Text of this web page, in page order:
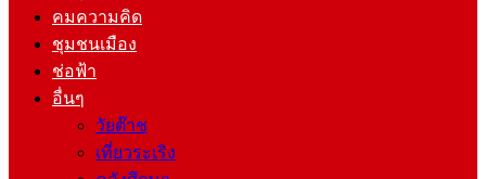
คมความคิด
ชุมชนเมือง
ช่อฟ้า
อื่นๆ
วัยต๊าช
เที่ยวระเริง